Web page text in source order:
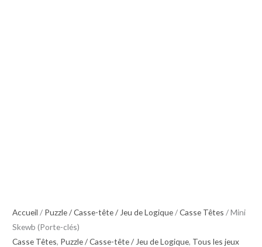
Accueil / Puzzle / Casse-tête / Jeu de Logique/Casse Têtes / Mini
Skewb (Porte-clés)
Casse Têtes, Puzzle / Casse-tête / Jeu de Logique, Tous les jeux